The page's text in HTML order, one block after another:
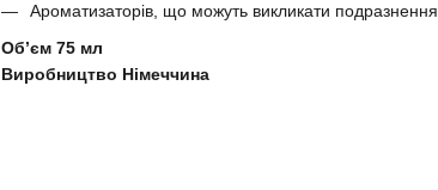
Ароматизаторів, що можуть викликати подразнення
Обʼєм 75 мл
Виробництво Німеччина